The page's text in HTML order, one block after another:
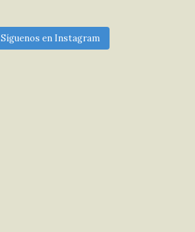
Síguenos en Instagram